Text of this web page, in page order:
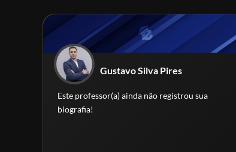
Gustavo Silva Pires
Este professor(a) ainda não registrou sua
biografia!